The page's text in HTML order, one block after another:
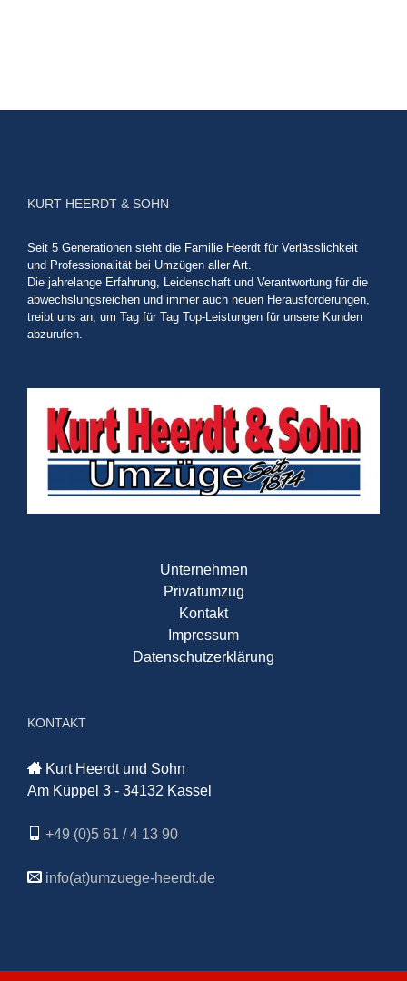
KURT HEERDT & SOHN
Seit 5 Generationen steht die Familie Heerdt für Verlässlichkeit
und Professionalität bei Umzügen aller Art.
Die jahrelange Erfahrung, Leidenschaft und Verantwortung für die
abwechslungsreichen und immer auch neuen Herausforderungen,
treibt uns an, um Tag für Tag Top-Leistungen für unsere Kunden
abzurufen.
Unternehmen
Privatumzug
Kontakt
Impressum
Datenschutzerklärung
KONTAKT
Kurt Heerdt und Sohn
Am Küppel 3 - 34132 Kassel
+49 (0)5 61 / 4 13 90
info(at)umzuege-heerdt.de